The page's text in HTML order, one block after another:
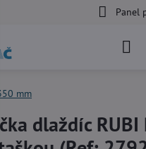
Panel
mm
dlaždíc RUBI